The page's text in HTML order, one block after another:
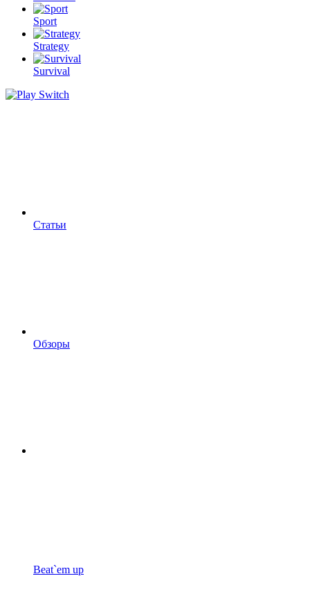
Sport
Strategy
Survival
Статьи
Обзоры
Beat`em up